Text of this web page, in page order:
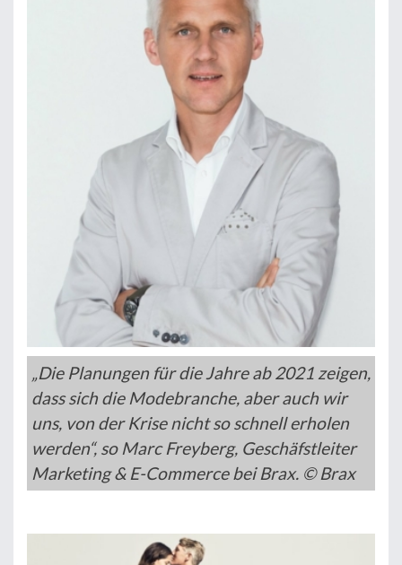
„Die Planungen für die Jahre ab 2021 zeigen,
dass sich die Modebranche, aber auch wir
uns, von der Krise nicht so schnell erholen
werden“, so Marc Freyberg, Geschäfstleiter
Marketing & E-Commerce bei Brax. © Brax